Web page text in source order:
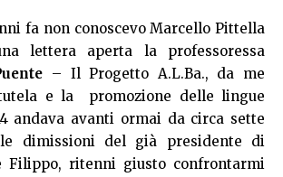
fa non conoscevo Marcello Pittella
lettera aperta la professoressa
– Il Progetto A.L.Ba., da me
e la promozione delle lingue
andava avanti ormai da circa sette
dimissioni del già presidente di
Filippo, ritenni giusto confrontarmi